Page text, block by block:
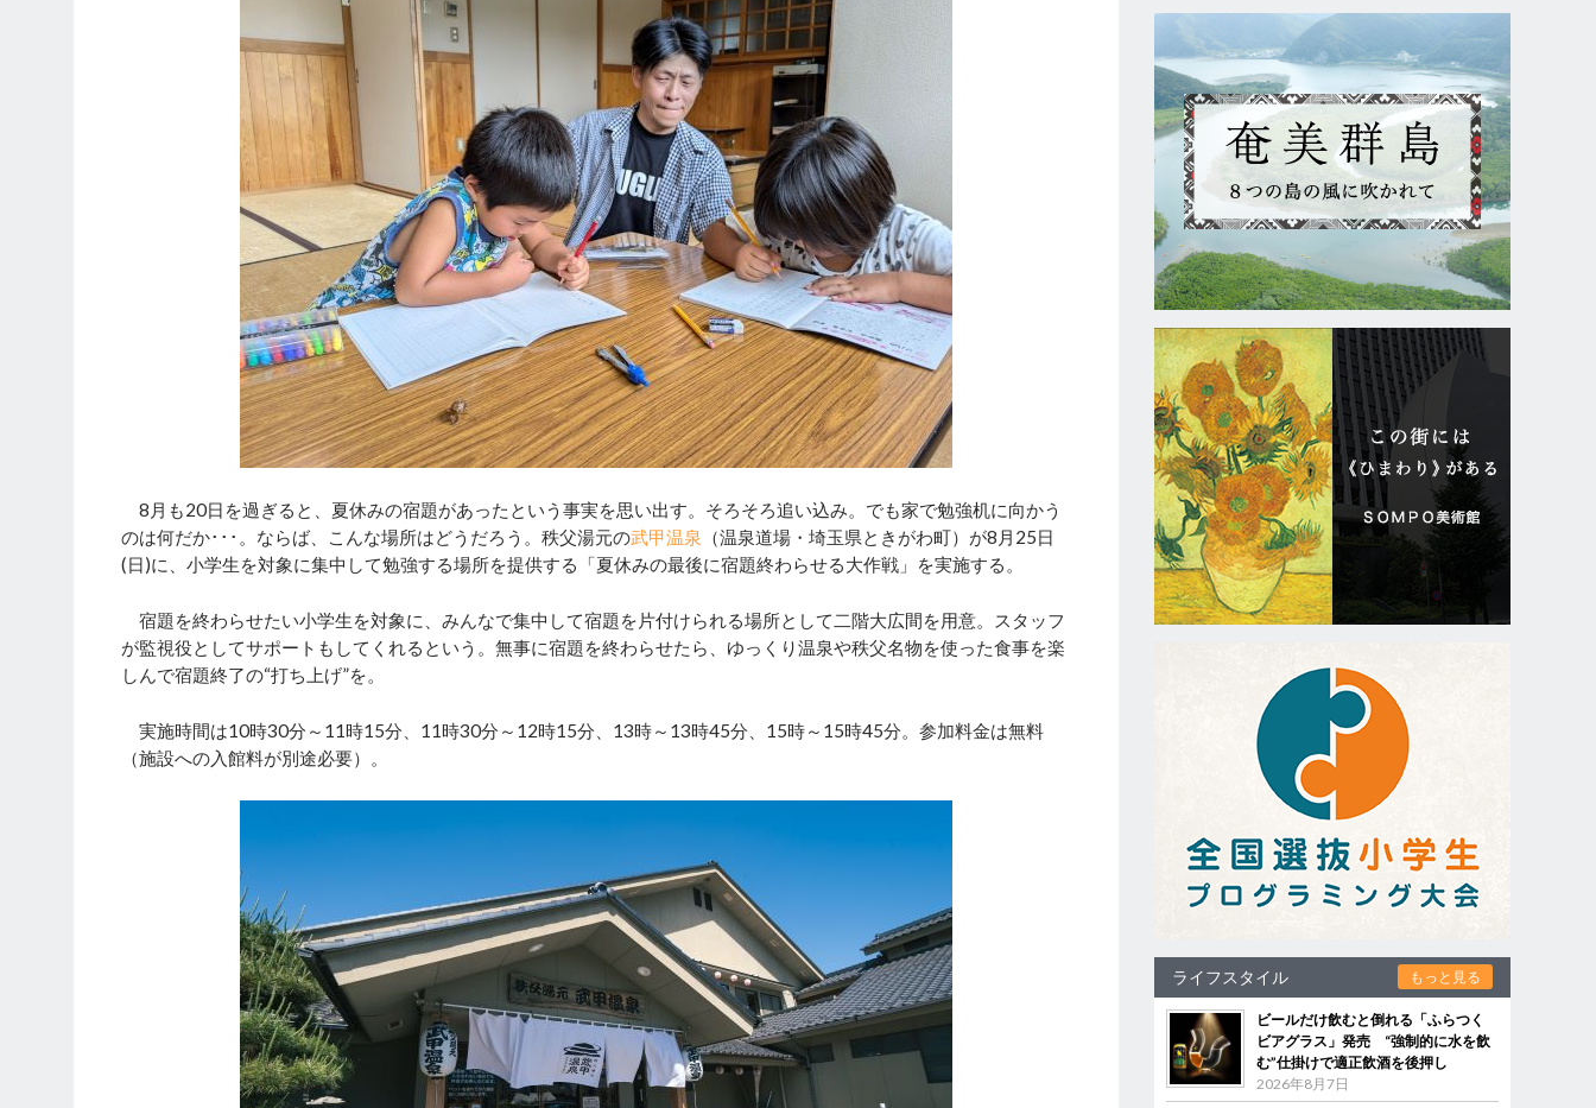
8月も20日を過ぎると、夏休みの宿題があったという事実を思い出す。そろそろ追い込み。でも家で勉強机に向かう
のは何だか･･･。ならば、こんな場所はどうだろう。秩父湯元の武甲温泉
（温泉道場・埼玉県ときがわ町）が8月25日
(日)に、小学生を対象に集中して勉強する場所を提供する「夏休みの最後に宿題終わらせる大作戦」を実施する。
宿題を終わらせたい小学生を対象に、みんなで集中して宿題を片付けられる場所として二階大広間を用意。スタッフ
が監視役としてサポートもしてくれるという。無事に宿題を終わらせたら、ゆっくり温泉や秩父名物を使った食事を楽
しんで宿題終了の“打ち上げ”を。
実施時間は10時30分～11時15分、11時30分～12時15分、13時～13時45分、15時～15時45分。参加料金は無料
（施設への入館料が別途必要）。
ライフスタイル もっと見る
ビールだけ飲むと倒れる「ふらつく
ビアグラス」発売 “強制的に水を飲
む”仕掛けで適正飲酒を後押し
2026年8月7日